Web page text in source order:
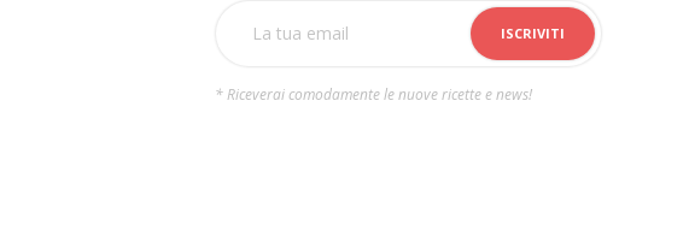
* Riceverai comodamente le nuove ricette e news!